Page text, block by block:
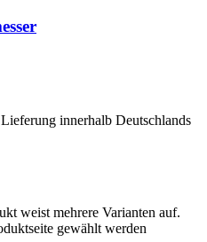
innerhalb Deutschlands
weist mehrere Varianten auf.
gewählt werden